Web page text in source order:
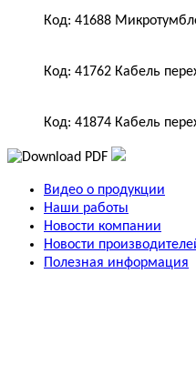
Код: 41688
Код: 41762 Кабель
Код: 41874 Кабель
Видео о продукции
Наши работы
Новости компании
Новости
Полезная информация